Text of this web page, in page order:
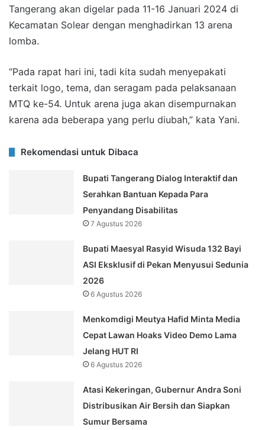
Tangerang akan digelar pada 11-16 Januari 2024 di
Kecamatan Solear dengan menghadirkan 13 arena
lomba.
“Pada rapat hari ini, tadi kita sudah menyepakati
terkait logo, tema, dan seragam pada pelaksanaan
MTQ ke-54. Untuk arena juga akan disempurnakan
karena ada beberapa yang perlu diubah,” kata Yani.
Rekomendasi untuk Dibaca
Bupati Tangerang Dialog Interaktif dan
Serahkan Bantuan Kepada Para
Penyandang Disabilitas
7 Agustus 2026
Bupati Maesyal Rasyid Wisuda 132 Bayi
ASI Eksklusif di Pekan Menyusui Sedunia
2026
6 Agustus 2026
Menkomdigi Meutya Hafid Minta Media
Cepat Lawan Hoaks Video Demo Lama
Jelang HUT RI
6 Agustus 2026
Atasi Kekeringan, Gubernur Andra Soni
Distribusikan Air Bersih dan Siapkan
Sumur Bersama